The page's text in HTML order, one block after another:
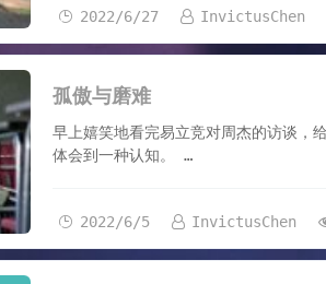
2022/6/27 InvictusChen
2022/6/5
孤傲与磨难
早上嬉笑地看完易立竞对周杰的访谈，
体会到一种认知。 …
2022/6/5 InvictusChen